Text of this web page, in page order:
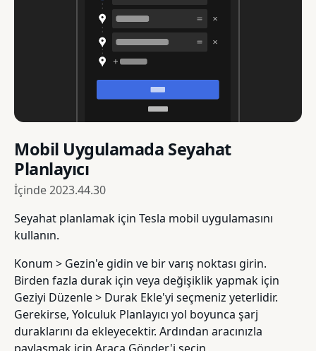
Mobil Uygulamada Seyahat
Planlayıcı
İçinde2023.44.30
Seyahat planlamak için Tesla mobil uygulamasını
kullanın.
Konum > Gezin'e gidin ve bir varış noktası girin.
Birden fazla durak için veya değişiklik yapmak için
Geziyi Düzenle > Durak Ekle'yi seçmeniz yeterlidir.
Gerekirse, Yolculuk Planlayıcı yol boyunca şarj
duraklarını da ekleyecektir. Ardından aracınızla